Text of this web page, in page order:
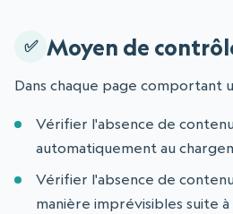
Moyen de
Dans chaque page comportant
Vérifier l'absence de
automatiquement au
Vérifier l'absence de
manière imprévisibles suite